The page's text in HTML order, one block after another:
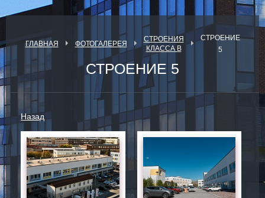
ГЛАВНАЯ ФОТОГАЛЕРЕЯ
СТРОЕНИЯ
КЛАССА В
СТРОЕНИЕ
5
СТРОЕНИЕ 5
Назад